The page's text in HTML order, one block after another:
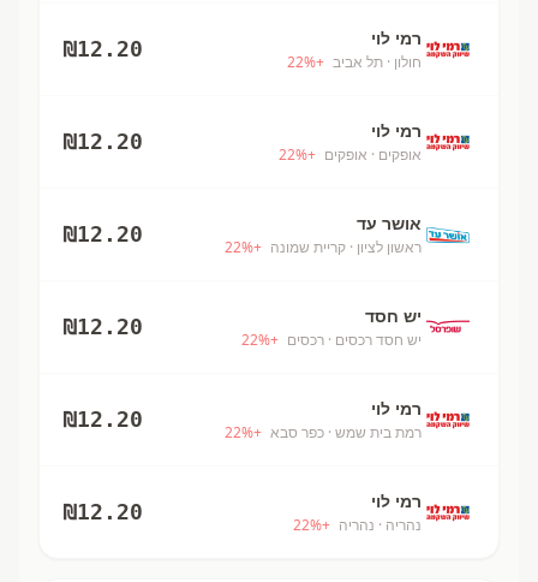
רמי לוי
חולון · תל אביב +
22%
₪12.20
רמי לוי
אופקים · אופקים +
22%
₪12.20
אושר עד
ראשון לציון · קריית שמונה +
22%
₪12.20
יש חסד
יש חסד רכסים · רכסים +
22%
₪12.20
רמי לוי
רמת בית שמש · כפר סבא +
22%
₪12.20
רמי לוי
נהריה · נהריה +
22%
₪12.20